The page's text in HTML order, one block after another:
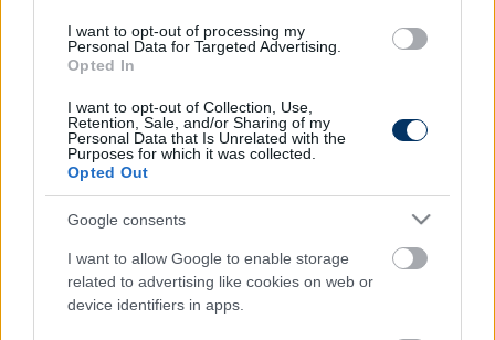
I want to opt-out of processing my
Personal Data for Targeted Advertising.
Opted In
I want to opt-out of Collection, Use,
Retention, Sale, and/or Sharing of my
Personal Data that Is Unrelated with the
Purposes for which it was collected.
Opted Out
Google consents
I want to allow Google to enable storage
related to advertising like cookies on web or
device identifiers in apps.
Link másolása Email küldés
CÍMKÉK: #OLASZ FOCI
NORBERT
#PALERMO
Autópiac